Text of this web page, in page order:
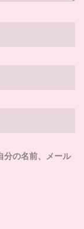
の名前、メール